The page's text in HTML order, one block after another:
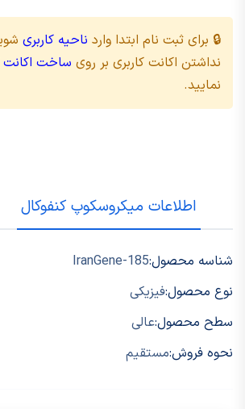
🔒 برای ثبت نام ابتدا وارد ناحیه کاربری
نداشتن اکانت کاربری بر روی ساخت اکانت
نمایید.
اطلاعات میکروسکوپ کنفوکال
شناسه محصول:IranGene-185
نوع محصول:فیزیکی
سطح محصول:عالی
نحوه فروش:مستقیم